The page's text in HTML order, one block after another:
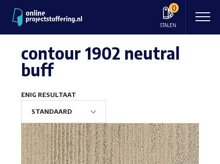
0
STALEN
contour 1902 neutral
buff
ENIG RESULTAAT